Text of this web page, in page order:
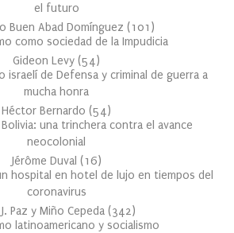
el futuro
Buen Abad Domínguez (101 )
como sociedad de la Impudicia
Gideon Levy (54)
israelí de Defensa y criminal de guerra a
mucha honra
Héctor Bernardo (54)
una trinchera contra el avance
neocolonial
Jérôme Duval (16)
hospital en hotel de lujo en tiempos del
coronavirus
J. Paz y Miño Cepeda (342)
latinoamericano y socialismo